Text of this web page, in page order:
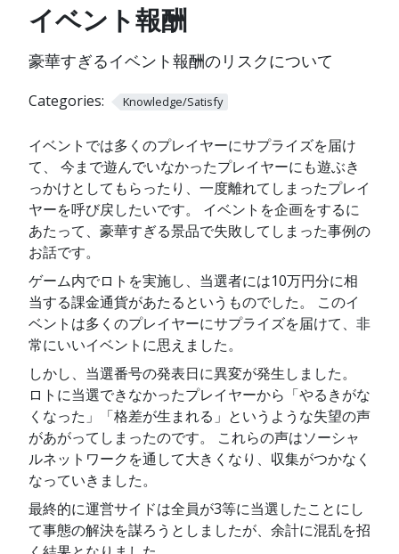
イベント報酬
豪華すぎるイベント報酬のリスクについて
Categories: Knowledge/Satisfy
イベントでは多くのプレイヤーにサプライズを届け
て、 今まで遊んでいなかったプレイヤーにも遊ぶき
っかけとしてもらったり、一度離れてしまったプレイ
ヤーを呼び戻したいです。 イベントを企画をするに
あたって、豪華すぎる景品で失敗してしまった事例の
お話です。
ゲーム内でロトを実施し、当選者には10万円分に相
当する課金通貨があたるというものでした。 このイ
ベントは多くのプレイヤーにサプライズを届けて、非
常にいいイベントに思えました。
しかし、当選番号の発表日に異変が発生しました。
ロトに当選できなかったプレイヤーから「やるきがな
くなった」「格差が生まれる」というような失望の声
があがってしまったのです。 これらの声はソーシャ
ルネットワークを通して大きくなり、収集がつかなく
なっていきました。
最終的に運営サイドは全員が3等に当選したことにし
て事態の解決を謀ろうとしましたが、余計に混乱を招